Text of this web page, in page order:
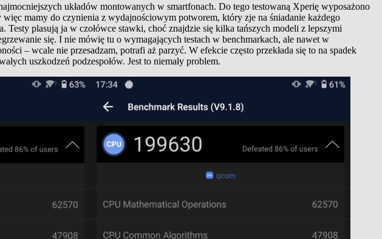
układów montowanych w smartfonach. Do tego testowaną Xperię wyposażono
mamy do czynienia z wydajnościowym potworem, który zje na śniadanie każdego
plasują ja w czołówce stawki, choć znajdzie się kilka tańszych modeli z lepszymi
się. I nie mówię tu o wymagających testach w benchmarkach, ale nawet w
– wcale nie przesadzam, potrafi aż parzyć. W efekcie często przekłada się to na spadek
uszkodzeń podzespołów. Jest to niemały problem.